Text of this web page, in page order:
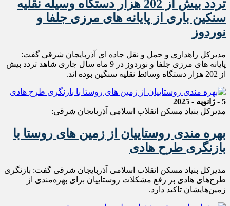
تردد بیش از 202 هزار دستگاه وسیله نقلیه
سنکین باری از پایانه های مرزی جلفا و
نوردوز
مدیرکل راهداری و حمل و نقل جاده ای آذربایجان شرقی گفت:
پایانه های مرزی جلفا و نوردوز در 9 ماه سال جاری شاهد تردد بیش
از 202 هزار دستگاه وسائط نقلیه سنگین بوده اند.
5 - ژانویه - 2025
مدیرکل بنیاد مسکن انقلاب اسلامی آذربایجان شرقی:
بهره مندی روستاییان از زمین های روستا با
بازنگری طرح هادی
مدیرکل بنیاد مسکن انقلاب اسلامی آذربایجان شرقی گفت: بازنگری
طرح‌های هادی بر رفع مشکلات روستاییان برای بهره‌مندی از
زمین‌هایشان تاکید دارد.